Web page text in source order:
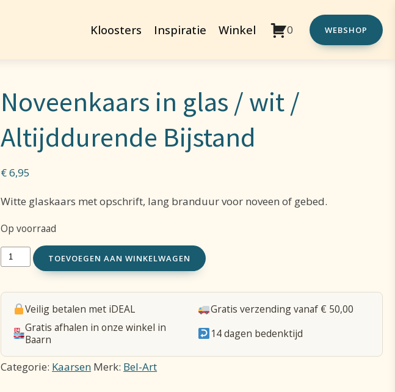
Kloosters Inspiratie Winkel 0 WEBSHOP
Noveenkaars in glas / wit /
Altijddurende Bijstand
€6,95
Witte glaskaars met opschrift, lang branduur voor noveen of gebed.
Op voorraad
Noveenkaars
glas
wit
/
TOEVOEGEN AAN WINKELWAGEN
Veilig betalen met iDEAL
Gratis verzending vanaf € 50,00
Gratis afhalen in onze winkel in
Baarn
14 dagen bedenktijd
Categorie: Kaarsen Merk: Bel-Art